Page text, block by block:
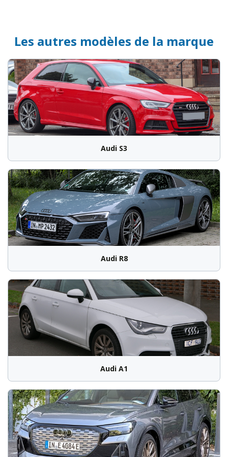
Les autres modèles de la marque
Audi S3
Audi R8
Audi A1